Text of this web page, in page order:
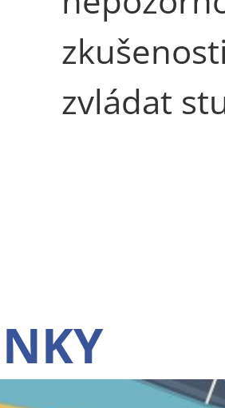
zvládat